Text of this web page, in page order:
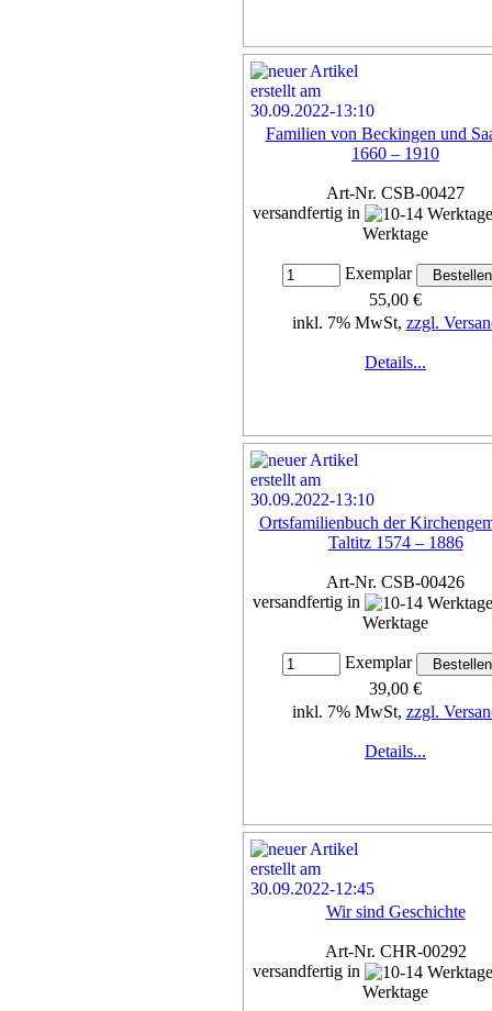
Familien von Beckingen und
1660 – 1910
Art-Nr. CSB-00427
versandfertig in
Werktage
Exemplar
55,00 €
inkl. 7% MwSt, zzgl.
Details...
Ortsfamilienbuch der
Taltitz 1574 – 1886
Art-Nr. CSB-00426
versandfertig in
Werktage
Exemplar
39,00 €
inkl. 7% MwSt, zzgl.
Details...
Wir sind Geschichte
Art-Nr. CHR-00292
versandfertig in
Werktage